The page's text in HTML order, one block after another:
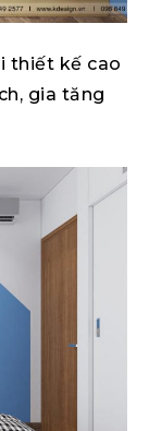
thiết kế cao
gia tăng